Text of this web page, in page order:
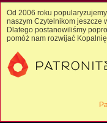
Od 2006 roku
naszym Czytelnikom jeszcze
Dlatego postanowiliśmy
pomóż nam rozwijać